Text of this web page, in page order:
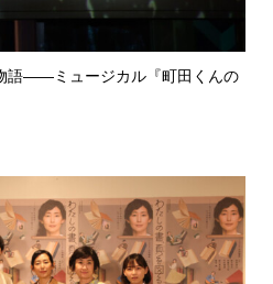
語――ミュージカル『町田くんの